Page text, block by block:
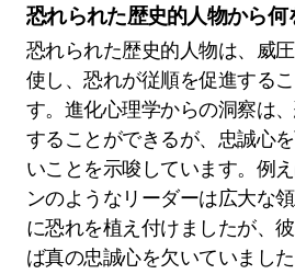
恐れられた歴史的人物から何
恐れられた歴史的人物は、威
使し、恐れが従順を促進する
す。進化心理学からの洞察は
することができるが、忠誠心
いことを示唆しています。例
ンのようなリーダーは広大な
に恐れを植え付けましたが、
ば真の忠誠心を欠いていまし